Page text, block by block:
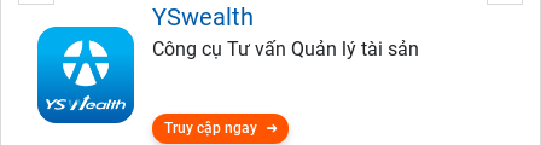
YSwealth
Công cụ Tư vấn Quản lý tài sản
Truy cập ngay